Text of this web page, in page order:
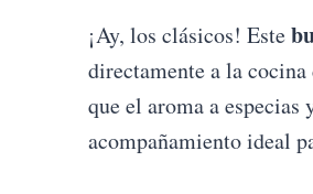
¡Ay, los clásicos! Este
directamente a la cocina
que el aroma a
acompañamiento ideal